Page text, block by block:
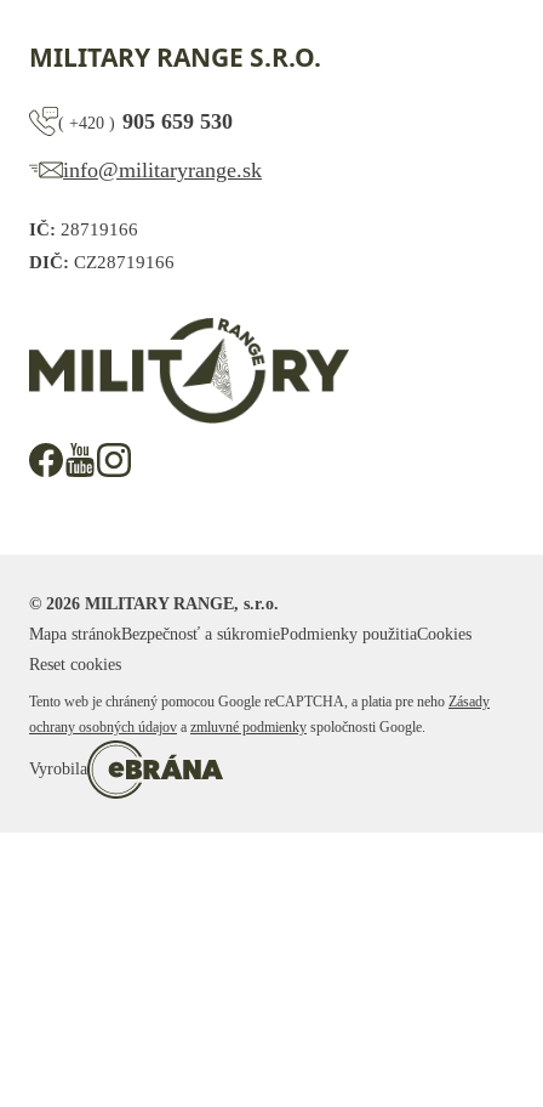
MILITARY RANGE S.R.O.
( +420 ) 905 659 530
info@militaryrange.sk
IČ: 28719166
DIČ: CZ28719166
© 2026 MILITARY RANGE, s.r.o.
Mapa stránokBezpečnosť a súkromiePodmienky použitiaCookies
Reset cookies
Tento web je chránený pomocou Google reCAPTCHA, a platia pre neho Zásady
ochrany osobných údajov a zmluvné podmienky spoločnosti Google.
Vyrobila